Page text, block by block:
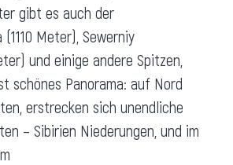
gibt es auch der
Meter), Sewerniy
und einige andere Spitzen,
schönes Panorama: auf Nord
erstrecken sich unendliche
– Sibirien Niederungen, und im